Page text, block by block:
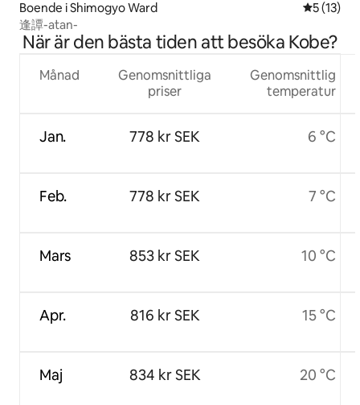
Boende i Shimogyo Ward 5 av 5 i
5 (13)
逢譚-atan-
När är den bästa tiden att besöka Kobe?
Månad
Jan.
Feb.
Mars
Apr.
Maj
Genomsnittliga
priser
778 kr SEK
778 kr SEK
853 kr SEK
816 kr SEK
834 kr SEK
Genomsnittlig
temperatur
6 °C
7 °C
10 °C
15 °C
20 °C